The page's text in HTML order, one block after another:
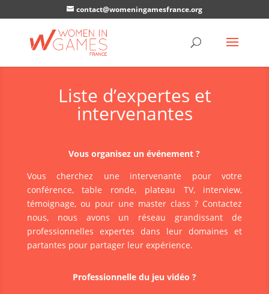
contact@womeningamesfrance.org
Liste d’expertes et
intervenantes
Vous organisez un événement ?
Vous cherchez une intervenante pour votre
conférence, table ronde, plateau TV, interview,
témoignage, ou pour une master class ? Contactez
nous, nous avons un réseau grandissant de
professionnelles expertes dans leur domaines et
partantes pour partager leur expérience.
Professionnelle du jeu vidéo ?